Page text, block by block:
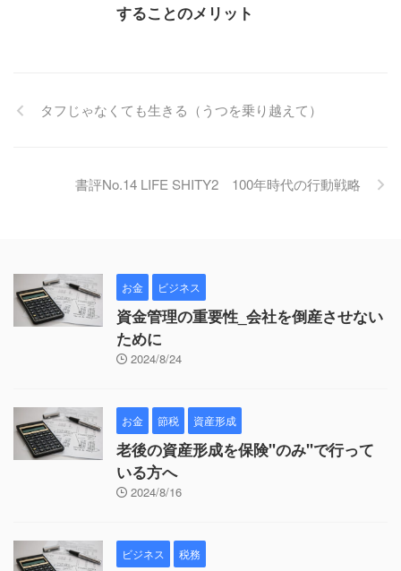
することのメリット
タフじゃなくても生きる（うつを乗り越えて）
書評No.14 LIFE SHITY2 100年時代の行動戦略
お金 ビジネス
資金管理の重要性_会社を倒産させない
ために
2024/8/24
お金 節税 資産形成
老後の資産形成を保険"のみ"で行って
いる方へ
2024/8/16
ビジネス 税務